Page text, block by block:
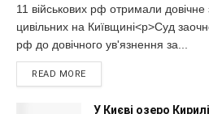
11 військових рф отримали довічне
цивільних на Київщині<p>Суд
рф до довічного ув'язнення за...
READ MORE
У Києві озеро